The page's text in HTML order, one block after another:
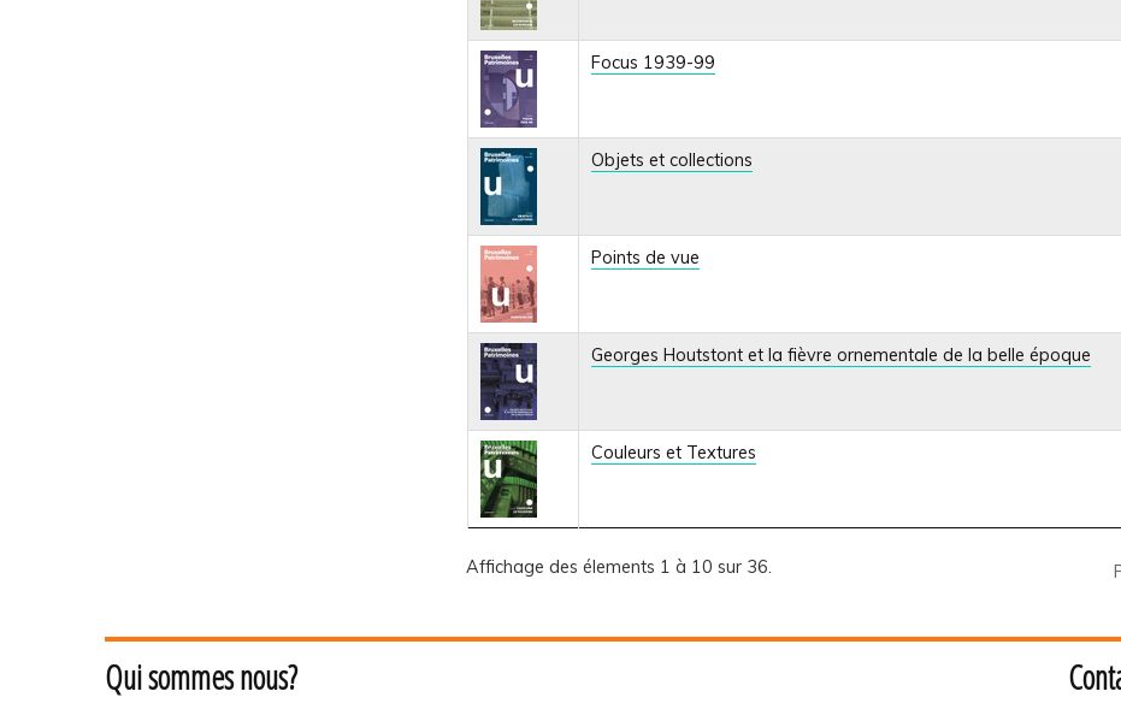
Focus 1939-99
Objets et collections
Points de vue
Georges Houtstont et la fièvre ornementale de la belle époque
Couleurs et Textures
Affichage des élements 1 à 10 sur 36.
Qui sommes nous?